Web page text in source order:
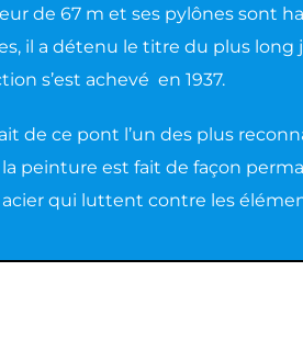
de 67 m et ses pylônes sont
il a détenu le titre du plus long
s’est achevé en 1937.
de ce pont l’un des plus
peinture est fait de façon
qui luttent contre les